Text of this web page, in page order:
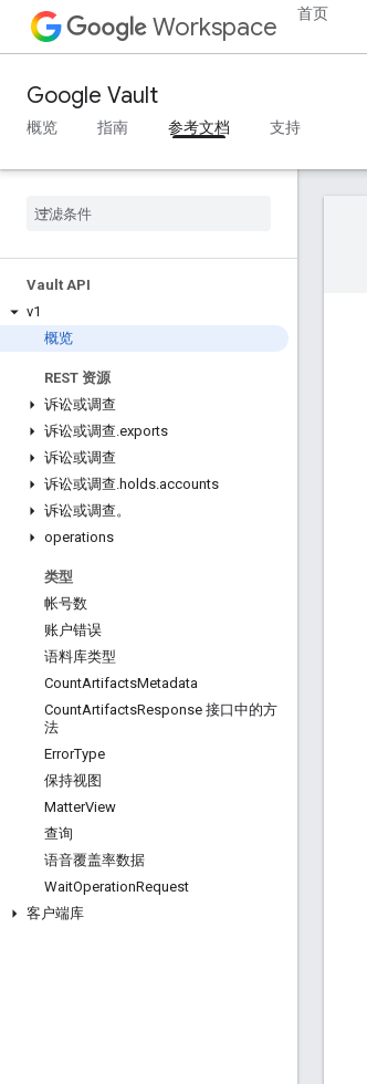
Workspace 首页
Google Vault
概览 指南 参考文档 支持
Vault API
v1
概览
REST 资源
诉讼或调查
诉讼或调查.exports
诉讼或调查
诉讼或调查.holds.accounts
诉讼或调查。
operations
类型
帐号数
账户错误
语料库类型
CountArtifactsMetadata
CountArtifactsResponse 接口中的方
法
ErrorType
保持视图
MatterView
查询
语音覆盖率数据
WaitOperationRequest
客户端库